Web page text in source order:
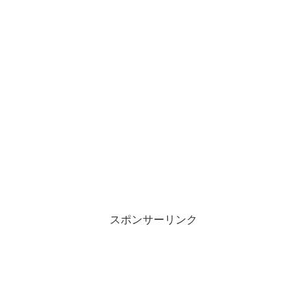
スポンサーリンク